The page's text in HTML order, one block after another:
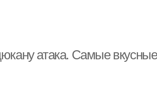
атака. Самые